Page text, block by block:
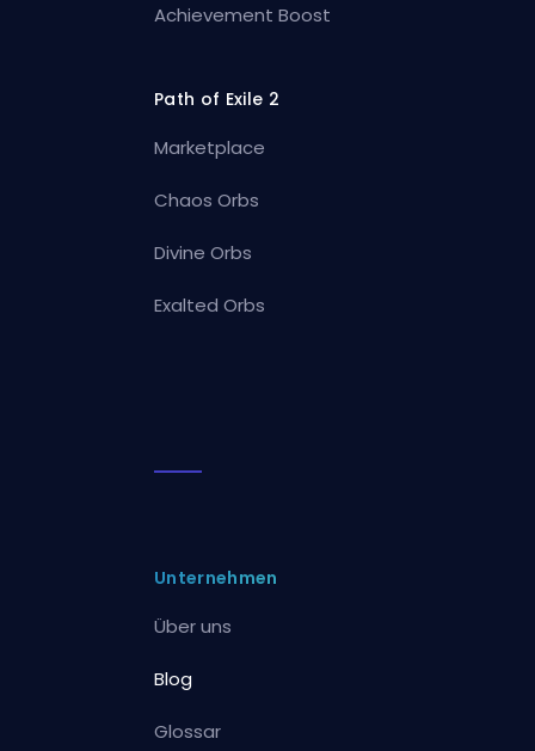
Achievement Boost
Path of Exile 2
Marketplace
Chaos Orbs
Divine Orbs
Exalted Orbs
Unternehmen
Über uns
Blog
Glossar